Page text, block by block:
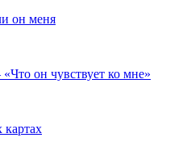
он меня
он чувствует ко мне»